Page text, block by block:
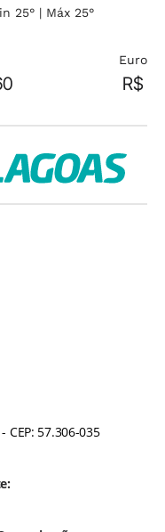
25° | Máx 25°
Euro
R$
CEP: 57.306-035